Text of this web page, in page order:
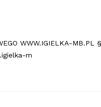
WWW.IGIELKA-MB.PL §
m